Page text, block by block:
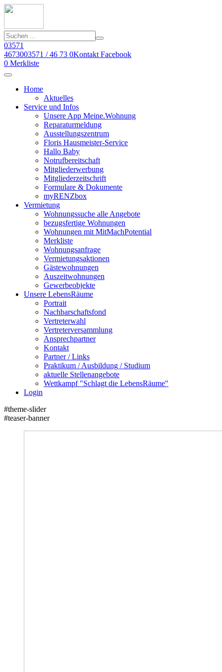
03571
4673003571 / 46 73 0Kontakt Facebook
0 Merkliste
Home
Aktuelles
Service und Infos
Unsere App Meine.Wohnung
Reparaturmeldung
Ausstellungszentrum
Floris Hausmeister-Service
Hallo Baby
Notrufbereitschaft
Mitgliederwerbung
Mitgliederzeitschrift
Formulare & Dokumente
myRENZbox
Vermietung
Wohnungssuche alle Angebote
bezugsfertige Wohnungen
Wohnungen mit MitMachPotential
Merkliste
Wohnungsanfrage
Vermietungsaktionen
Gästewohnungen
Auszeitwohnungen
Gewerbeobjekte
Unsere LebensRäume
Portrait
Nachbarschaftsfond
Vertreterwahl
Vertreterversammlung
Ansprechpartner
Kontakt
Partner / Links
Praktikum / Ausbildung / Studium
aktuelle Stellenangebote
Wettkampf "Schlagt die LebensRäume"
Login
#theme-slider
#teaser-banner